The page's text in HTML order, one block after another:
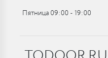
Пятница 09:00 ‑ 19:00